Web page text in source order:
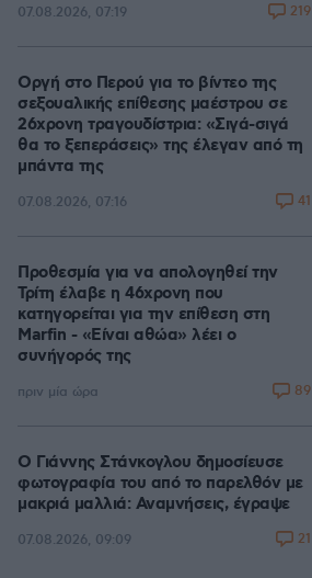
07.08.2026, 07:19 219
Οργή στο Περού για το βίντεο της
σεξουαλικής επίθεσης μαέστρου σε
26χρονη τραγουδίστρια: «Σιγά-σιγά
θα το ξεπεράσεις» της έλεγαν από τη
μπάντα της
07.08.2026, 07:16 41
Προθεσμία για να απολογηθεί την
Τρίτη έλαβε η 46χρονη που
κατηγορείται για την επίθεση στη
Marfin - «Είναι αθώα» λέει ο
συνήγορός της
πριν μία ώρα 89
Ο Γιάννης Στάνκογλου δημοσίευσε
φωτογραφία του από το παρελθόν με
μακριά μαλλιά: Αναμνήσεις, έγραψε
07.08.2026, 09:09 21